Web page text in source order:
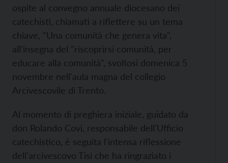
ospite al convegno annuale diocesano dei
catechisti, chiamati a riflettere su un tema
chiave, "Una comunità che genera vita",
all'insegna del "riscoprirsi comunità, per
educare alla comunità", svoltosi domenica 5
novembre nell'aula magna del collegio
Arcivescovile di Trento.
Al momento di preghiera iniziale, guidato da
don Rolando Covi, responsabile dell'Ufficio
catechistico, è seguita l'intensa riflessione
dell'arcivescovo Tisi che ha ringraziato i